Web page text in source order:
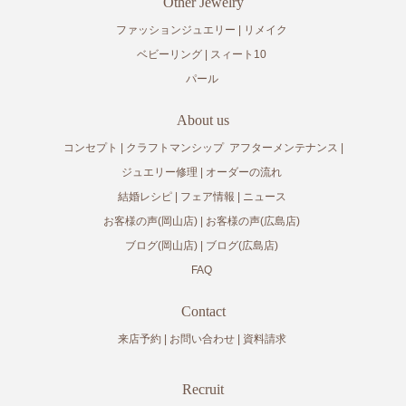
ファッションジュエリー
リメイク
ベビーリング
スィート10
パール
About us
コンセプト クラフトマンシップ アフターメンテナンス
ジュエリー修理
オーダーの流れ
結婚レシピ
フェア情報
ニュース
お客様の声(岡山店)
お客様の声(広島店)
ブログ(岡山店)
ブログ(広島店)
FAQ
Contact
来店予約 お問い合わせ 資料請求
Recruit